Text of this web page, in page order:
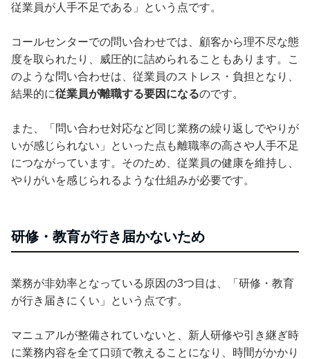
従業員が人手不足である」という点です。
コールセンターでの問い合わせでは、顧客から理不尽な態
度を取られたり、威圧的に詰められることもあります。こ
のような問い合わせは、従業員のストレス・負担となり、
結果的に従業員が離職する要因になるのです。
また、「問い合わせ対応など同じ業務の繰り返しでやりが
いが感じられない」といった点も離職率の高さや人手不足
につながっています。そのため、従業員の健康を維持し、
やりがいを感じられるような仕組みが必要です。
研修・教育が行き届かないため
業務が非効率となっている原因の3つ目は、「研修・教育
が行き届きにくい」という点です。
マニュアルが整備されていないと、新人研修や引き継ぎ時
に業務内容を全て口頭で教えることになり、時間がかかり